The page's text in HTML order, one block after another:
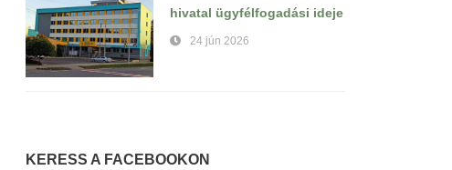
hivatal ügyfélfogadási ideje
24 jún 2026
KERESS A FACEBOOKON